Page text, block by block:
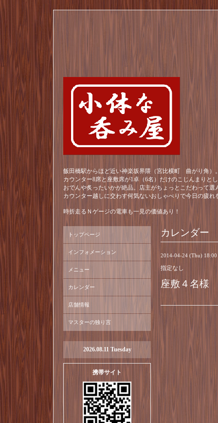
飯田橋駅からほど近い神楽坂界隈（宮比横町 曲がり角）
カウンター8席と座敷席が1卓（6名）だけのこじんまりと
おでんや炙ったいかが絶品。店主がちょっとこだわって
カウンター越しに交わす何気ないおしゃべりで今日の疲れ
時折走るＮゲージの電車も一見の価値あり！
カレンダー
2014-04-24 (Thu) 18:00
指定なし
座敷４名様
トップページ
インフォメーション
メニュー
カレンダー
店舗情報
マスターの独り言
2026.08.11 Tuesday
携帯サイト